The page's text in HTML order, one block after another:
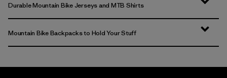
Durable Mountain Bike Jerseys and MTB Shirts
Mountain Bike Backpacks to Hold Your Stuff